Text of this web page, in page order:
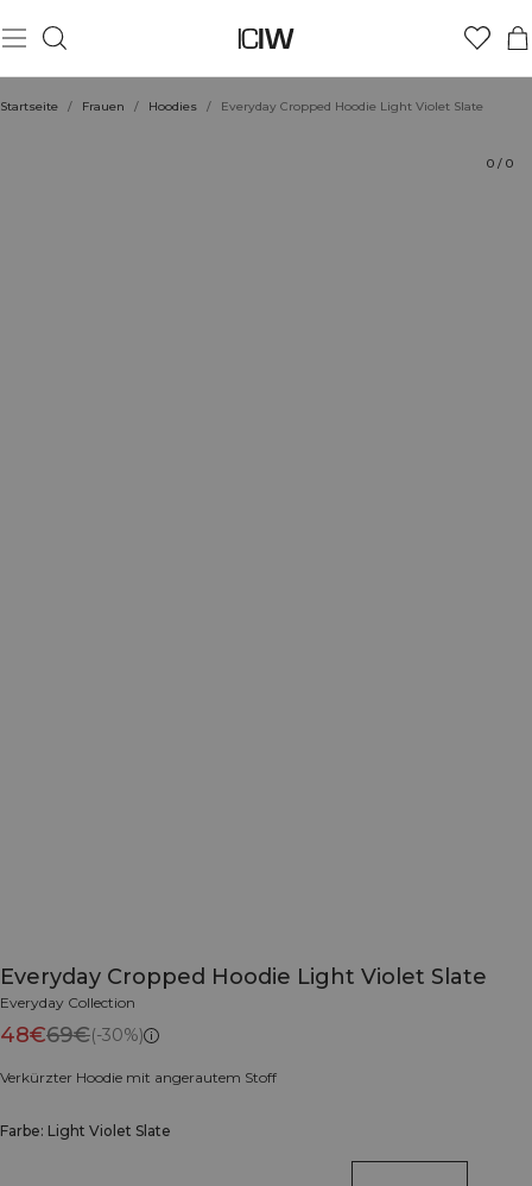
Startseite / Frauen / Hoodies / Everyday Cropped Hoodie Light Violet Slate
0 / 0
Everyday Cropped Hoodie Light Violet Slate
Everyday Collection
48€69€(-30%)
Verkürzter Hoodie mit angerautem Stoff
Farbe: Light Violet Slate